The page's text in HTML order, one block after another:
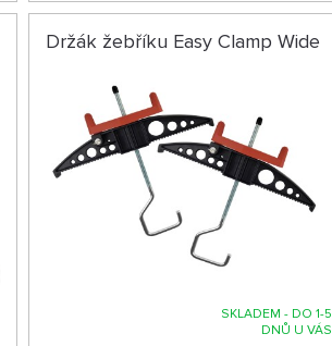
Držák žebříku Easy Clamp Wide
SKLADEM - DO 1-5
DNŮ U VÁS